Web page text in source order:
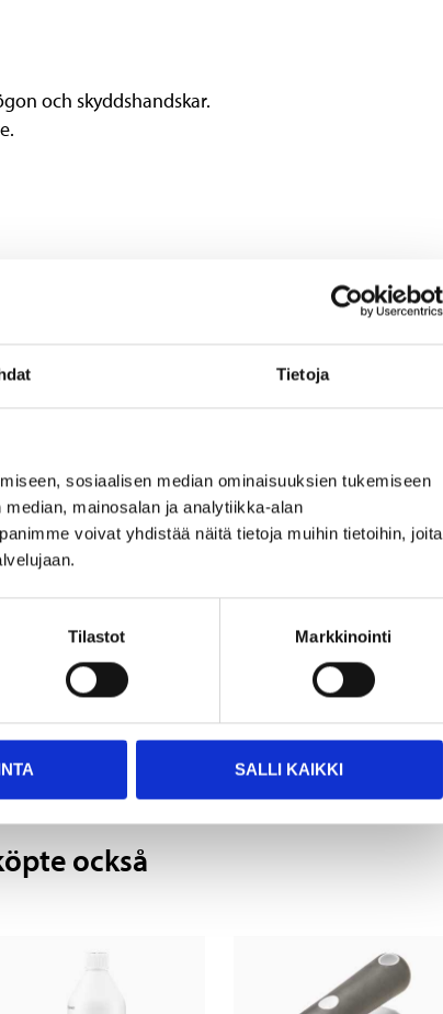
Tietoja
sosiaalisen median ominaisuuksien tukemiseen
mainosalan ja analytiikka-alan
voivat yhdistää näitä tietoja muihin tietoihin, joita
Tilastot Markkinointi
SALLI KAIKKI
och skyddshandskar.
m²
– 1:6
också